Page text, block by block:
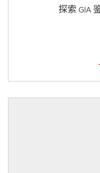
探索 GIA